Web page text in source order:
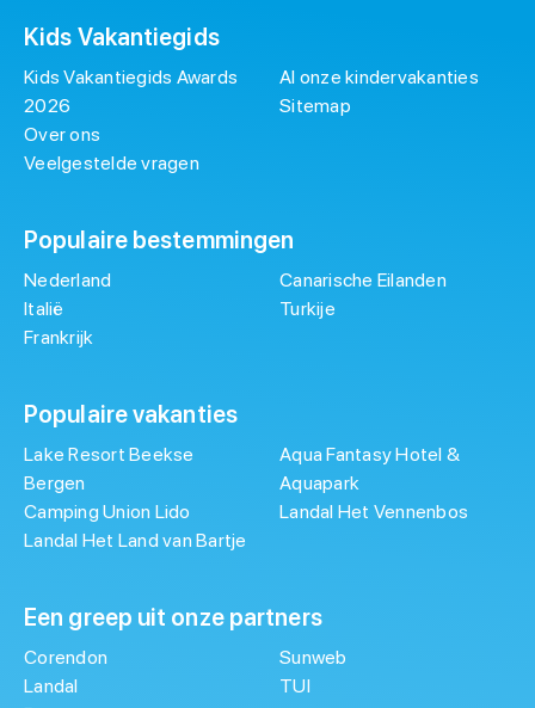
Kids Vakantiegids
Kids Vakantiegids Awards
2026
Over ons
Veelgestelde vragen
Al onze kindervakanties
Sitemap
Populaire bestemmingen
Nederland
Italië
Frankrijk
Canarische Eilanden
Turkije
Populaire vakanties
Lake Resort Beekse
Bergen
Camping Union Lido
Landal Het Land van Bartje
Aqua Fantasy Hotel &
Aquapark
Landal Het Vennenbos
Een greep uit onze partners
Corendon
Landal
Sunweb
TUI